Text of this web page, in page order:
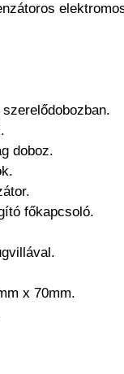
doboz.
főkapcsoló.
x 70mm.